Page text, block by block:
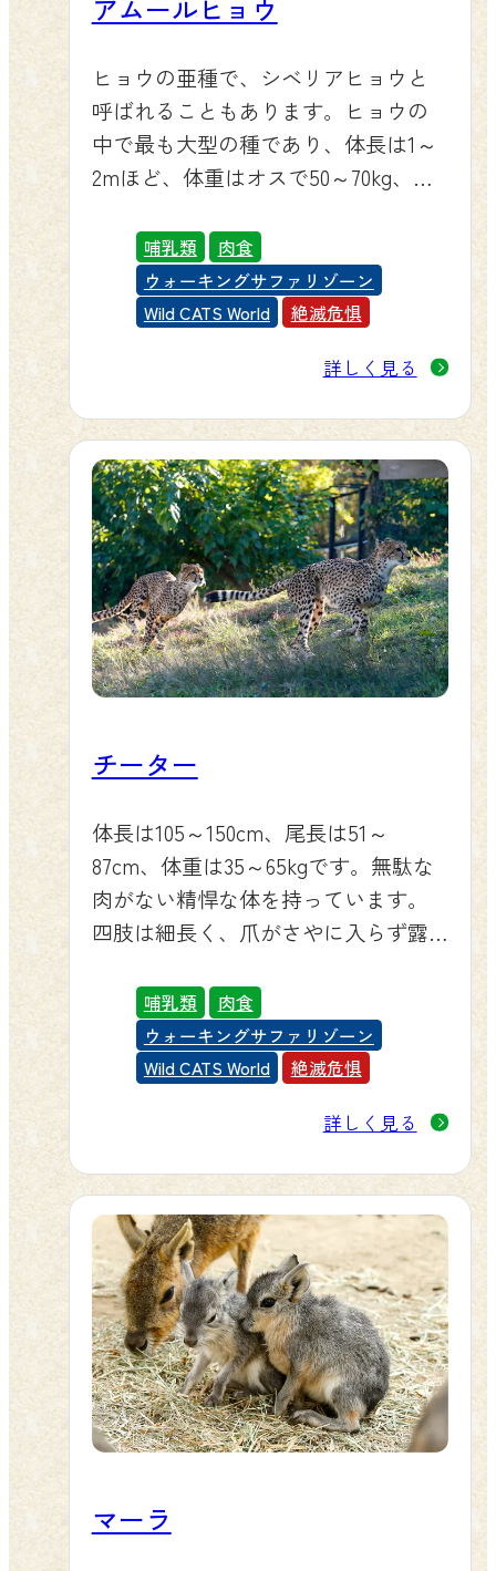
アムールヒョウ
ヒョウの亜種で、シベリアヒョウと
呼ばれることもあります。ヒョウの
中で最も大型の種であり、体長は1～
2mほど、体重はオスで50～70kg、メ
いオレンジ色で、全身に黒い斑紋が
あります。腹部は白いです。
哺乳類
肉食
ウォーキングサファリゾーン
Wild CATS World
絶滅危惧
詳しく見る
チーター
体長は105～150cm、尾長は51～
87cm、体重は35～65kgです。無駄な
肉がない精悍な体を持っています。
四肢は細長く、爪がさやに入らず露
します。黄褐色の地に黒斑があり、
顔には目頭から口にかけて黒い模様
があります。
哺乳類
肉食
ウォーキングサファリゾーン
Wild CATS World
絶滅危惧
詳しく見る
マーラ